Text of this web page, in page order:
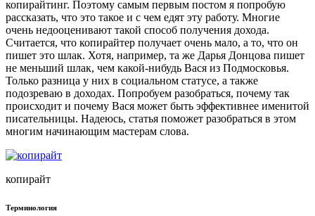
копирайтинг. Поэтому самым первым постом я попробую
рассказать, что это такое и с чем едят эту работу. Многие
очень недооценивают такой способ получения дохода.
Считается, что копирайтер получает очень мало, а то, что он
пишет это шлак. Хотя, например, та же Дарья Донцова пишет
не меньший шлак, чем какой-нибудь Вася из Подмосковья.
Только разница у них в социальном статусе, а также
подозреваю в доходах. Попробуем разобраться, почему так
происходит и почему Вася может быть эффективнее именитой
писательницы. Надеюсь, статья поможет разобраться в этом
многим начинающим мастерам слова.
копирайт
Терминология